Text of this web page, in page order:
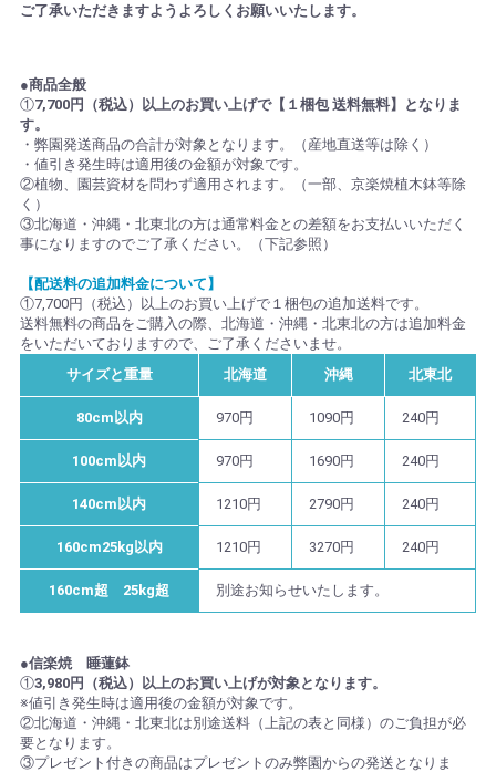
ご了承いただきますようよろしくお願いいたします。
●商品全般
①7,700円（税込）以上のお買い上げで【１梱包 送料無料】となりま
す。
・弊園発送商品の合計が対象となります。（産地直送等は除く）
・値引き発生時は適用後の金額が対象です。
②植物、園芸資材を問わず適用されます。（一部、京楽焼植木鉢等除
く）
③北海道・沖縄・北東北の方は通常料金との差額をお支払いいただく
事になりますのでご了承ください。（下記参照）
【配送料の追加料金について】
①7,700円（税込）以上のお買い上げで１梱包の追加送料です。
送料無料の商品をご購入の際、北海道・沖縄・北東北の方は追加料金
をいただいておりますので、ご了承くださいませ。
サイズと重量
北海道 沖縄 北東北
80cm以内 970円 1090円 240円
100cm以内 970円 1690円 240円
140cm以内 1210円 2790円 240円
160cm25kg以内 1210円 3270円 240円
160cm超 25kg超 別途お知らせいたします。
●信楽焼 睡蓮鉢
①3,980円（税込）以上のお買い上げが対象となります。
※値引き発生時は適用後の金額が対象です。
②北海道・沖縄・北東北は別途送料（上記の表と同様）のご負担が必
要となります。
③プレゼント付きの商品はプレゼントのみ弊園からの発送となりま